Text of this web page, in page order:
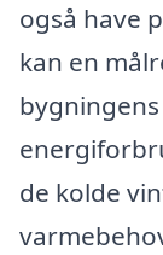
også have
kan en
de kolde